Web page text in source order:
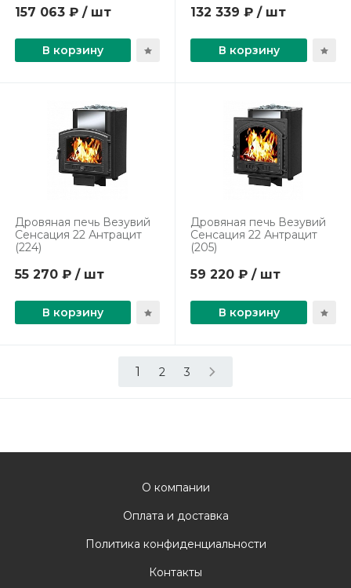
157 063 ₽ / шт
В корзину
132 339 ₽ / шт
В корзину
Дровяная печь Везувий
Сенсация 22 Антрацит
(224)
55 270 ₽ / шт
В корзину
Дровяная печь Везувий
Сенсация 22 Антрацит
(205)
59 220 ₽ / шт
В корзину
1 2 3
О компании
Оплата и доставка
Политика конфиденциальности
Контакты